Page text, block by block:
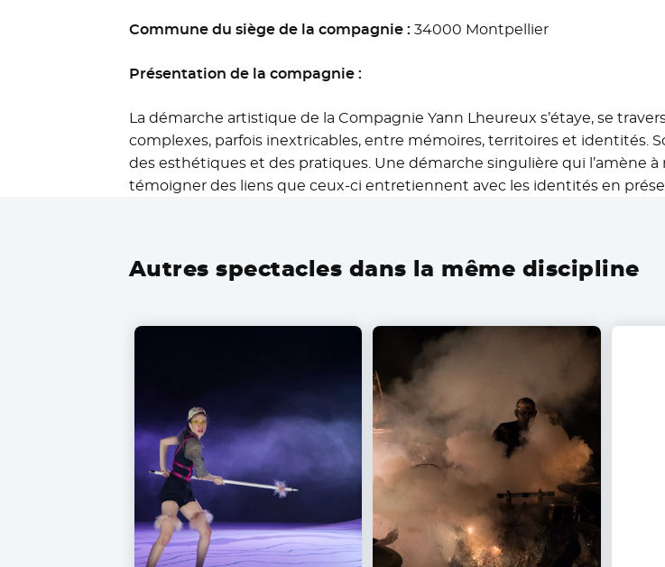
Commune du siège de la compagnie : 34000 Montpellier
Présentation de la compagnie :
La démarche artistique de la Compagnie Yann Lheureux s’étaye, se
complexes, parfois inextricables, entre mémoires, territoires et identités.
des esthétiques et des pratiques. Une démarche singulière qui l’amène
témoigner des liens que ceux-ci entretiennent avec les identités en
Autres spectacles dans la même discipline